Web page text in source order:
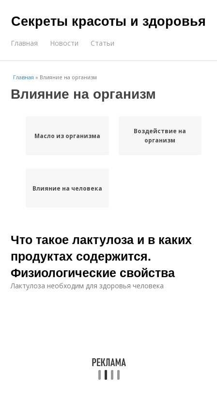
Секреты красоты и здоровья
Главная Новости Статьи
Главная » Влияние на организм
Влияние на организм
Масло из организма
Воздействие на
организм
Влияние на человека
Что такое лактулоза и в каких
продуктах содержится.
Физиологические свойства
Лактулоза необходим для здоровья человека